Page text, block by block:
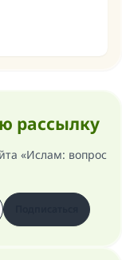
рассылку
«Ислам: вопрос
Умме
и